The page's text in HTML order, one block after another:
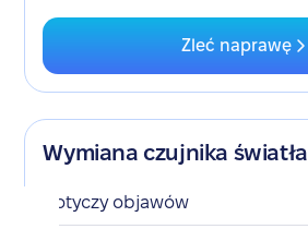
Zleć naprawę
Wymiana czujnika światła
Dotyczy objawów